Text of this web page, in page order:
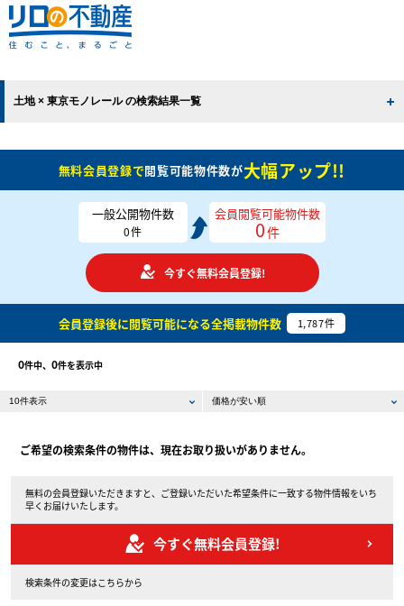
土地 × 東京モノレール の検索結果一覧
無料会員登録で閲覧可能物件数が大幅アップ!!
一般公開物件数
0件
会員閲覧可能物件数
0件
今すぐ無料会員登録!
会員登録後に閲覧可能になる全掲載物件数 1,787件
0件中、 0件を表示中
ご希望の検索条件の物件は、現在お取り扱いがありません。
無料の会員登録いただきますと、ご登録いただいた希望条件に一致する物件情報をいち
早くお届けいたします。
今すぐ無料会員登録!
検索条件の変更はこちらから